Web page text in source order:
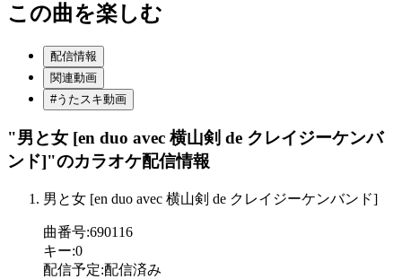
この曲を楽しむ
配信情報
関連動画
#うたスキ動画
"男と女 [en duo avec 横山剣 de クレイジーケンバ
ンド]"のカラオケ配信情報
男と女 [en duo avec 横山剣 de クレイジーケンバンド]
曲番号:690116
キー:0
配信予定:配信済み